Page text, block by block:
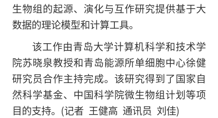
生物组的起源、演化与互作研究提供基于大
数据的理论模型和计算工具。
该工作由青岛大学计算机科学和技术学
院苏晓泉教授和青岛能源所单细胞中心徐健
研究员合作主持完成。该研究得到了国家自
然科学基金、中国科学院微生物组计划等项
目的支持。(记者 王健高 通讯员 刘佳)